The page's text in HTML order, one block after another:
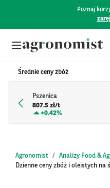
Poznaj
Średnie ceny zbóż
Pszenica
807.5 zł/t
+0.42%
Agronomist Analizy Food &
Dzienne ceny zbóż i oleistych na